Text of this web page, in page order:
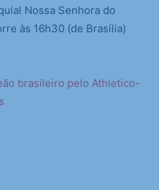
Nossa Senhora do
às 16h30 (de Brasília)
brasileiro pelo Athletico-